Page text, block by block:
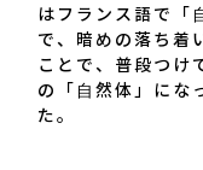
はフランス語で「
で、暗めの落ち着
ことで、普段つけ
の「⾃然体」にな
た。